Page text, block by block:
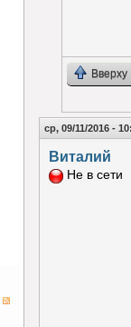
Вверху
ср, 09/11/2016 -
Виталий
Не в сети